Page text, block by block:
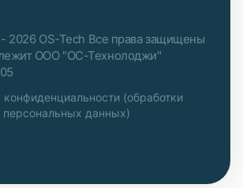
2026 OS-Tech Все права защищены
ООО "ОС-Технолоджи"
конфиденциальности (обработки
персональных данных)